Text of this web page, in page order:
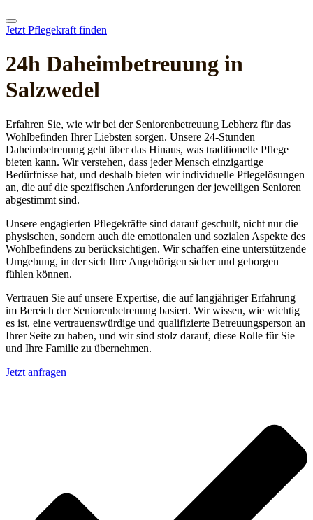
Jetzt Pflegekraft finden
24h Daheim­betreuung in
Salzwedel
Erfahren Sie, wie wir bei der Seniorenbetreuung Lebherz für das
Wohlbefinden Ihrer Liebsten sorgen. Unsere 24-Stunden
Daheimbetreuung geht über das Hinaus, was traditionelle Pflege
bieten kann. Wir verstehen, dass jeder Mensch einzigartige
Bedürfnisse hat, und deshalb bieten wir individuelle Pflegelösungen
an, die auf die spezifischen Anforderungen der jeweiligen Senioren
abgestimmt sind.
Unsere engagierten Pflegekräfte sind darauf geschult, nicht nur die
physischen, sondern auch die emotionalen und sozialen Aspekte des
Wohlbefindens zu berücksichtigen. Wir schaffen eine unterstützende
Umgebung, in der sich Ihre Angehörigen sicher und geborgen
fühlen können.
Vertrauen Sie auf unsere Expertise, die auf langjähriger Erfahrung
im Bereich der Seniorenbetreuung basiert. Wir wissen, wie wichtig
es ist, eine vertrauenswürdige und qualifizierte Betreuungsperson an
Ihrer Seite zu haben, und wir sind stolz darauf, diese Rolle für Sie
und Ihre Familie zu übernehmen.
Jetzt anfragen